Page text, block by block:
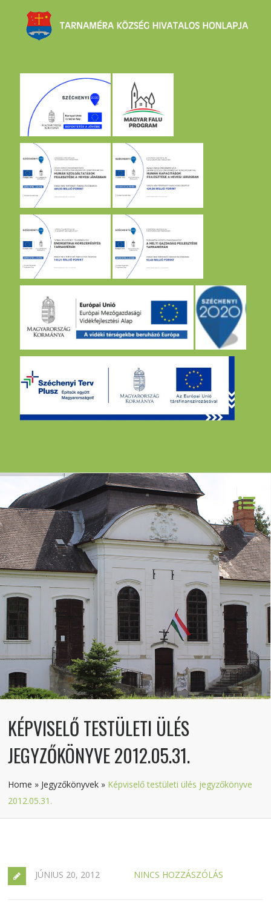
KÉPVISELŐ TESTÜLETI ÜLÉS
JEGYZŐKÖNYVE 2012.05.31.
Home » Jegyzőkönyvek » Képviselő testületi ülés jegyzőkönyve
2012.05.31.
JÚNIUS 20, 2012 NINCS HOZZÁSZÓLÁS